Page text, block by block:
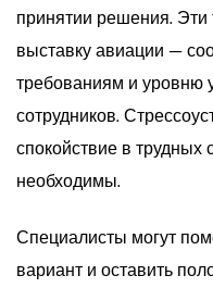
принятии решения. Эти
выставку авиации —
требованиям и уровню
сотрудников.
спокойствие в трудных
необходимы.
Специалисты могут
вариант и оставить